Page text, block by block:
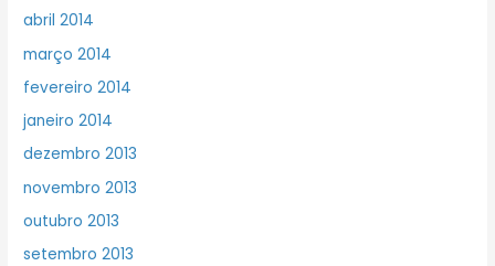
abril 2014
março 2014
fevereiro 2014
janeiro 2014
dezembro 2013
novembro 2013
outubro 2013
setembro 2013